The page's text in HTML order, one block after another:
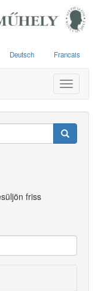
Deutsch Francais
Toggle
friss